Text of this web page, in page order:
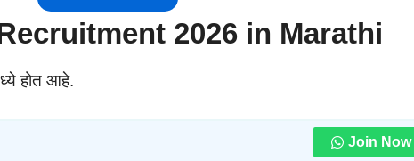
2026 in Marathi
होत आहे.
Join Now